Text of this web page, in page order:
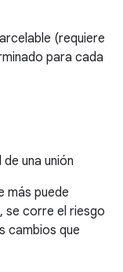
(requiere
para cada
una unión
más puede
se corre el riesgo
cambios que